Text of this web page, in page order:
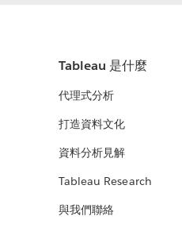
Tableau 是什麼
代理式分析
打造資料文化
資料分析見解
Tableau Research
與我們聯絡